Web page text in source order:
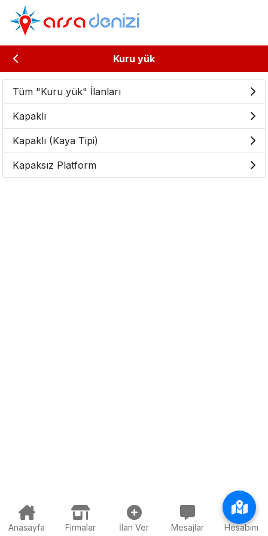
Kuru yük
Tüm "Kuru yük" İlanları
Kapaklı
Kapaklı (Kaya Tipi)
Kapaksız Platform
Anasayfa Firmalar İlan Ver Mesajlar Hesabım